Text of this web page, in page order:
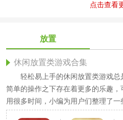
点击查看
放置
休闲放置类游戏合集
轻松易上手的休闲放置类游戏
简单的操作之下存在着更多的乐趣
用很多时间，小编为用户们整理了一
欢的可以下载体验。